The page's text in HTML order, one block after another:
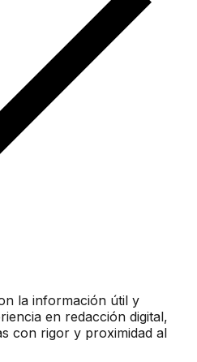
la información útil y
en redacción digital,
con rigor y proximidad al